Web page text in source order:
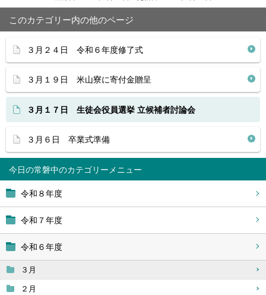
今日の常磐中
令和８年度
令和７年度
令和６年度
３月
２月
このカテゴリー内の他のページ
３月２４日 令和６年度修了式
３月１９日 米山寮に寄付金贈呈
３月１７日 生徒会役員選挙 立候補者討論会
３月６日 卒業式準備